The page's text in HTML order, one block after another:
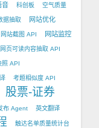
音 科创板 空气质量
据抽取 网站优化
网站截图 API
网站监控
网页可读内容抽取 API
照 API
考题相似度 API
股票-证券
布 Agent 英文翻译
触达名单质量统计台